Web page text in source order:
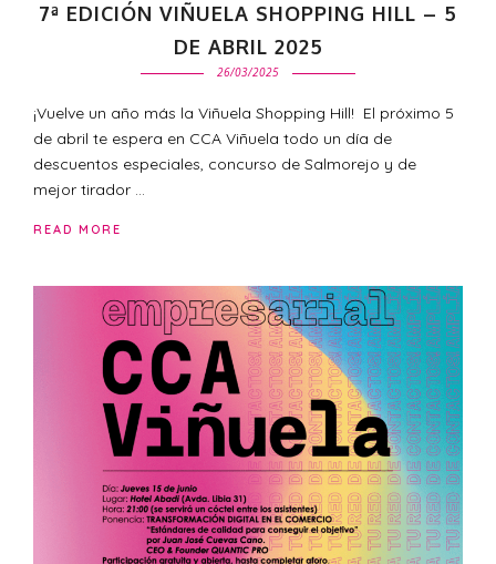
7ª EDICIÓN VIÑUELA SHOPPING HILL – 5
DE ABRIL 2025
26/03/2025
¡Vuelve un año más la Viñuela Shopping Hill! El próximo 5
de abril te espera en CCA Viñuela todo un día de
descuentos especiales, concurso de Salmorejo y de
mejor tirador …
READ MORE